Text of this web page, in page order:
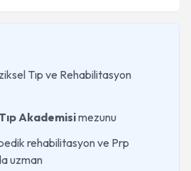
Tıp ve Rehabilitasyon
Akademisimezunu
rehabilitasyon ve Prp
uzman